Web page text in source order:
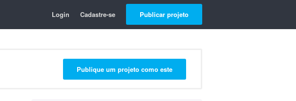
Login Cadastre-se Publicar projeto
Publique um projeto como este